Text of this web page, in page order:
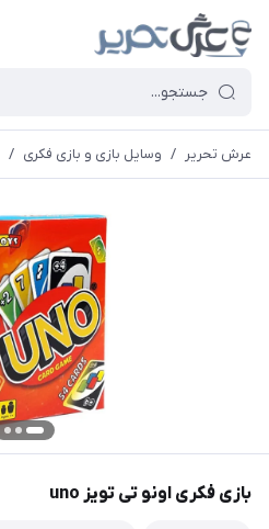
عرش تحریر / وسایل بازی و بازی فکری /
بازی فکری اونو تی تویز uno